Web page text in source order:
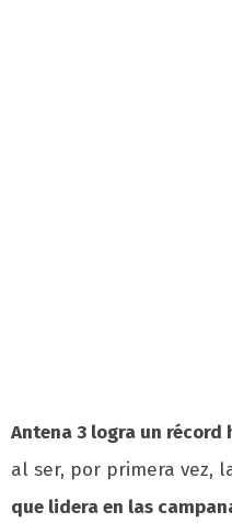
Antena 3 logra un récord
al ser, por primera vez,
que lidera en las